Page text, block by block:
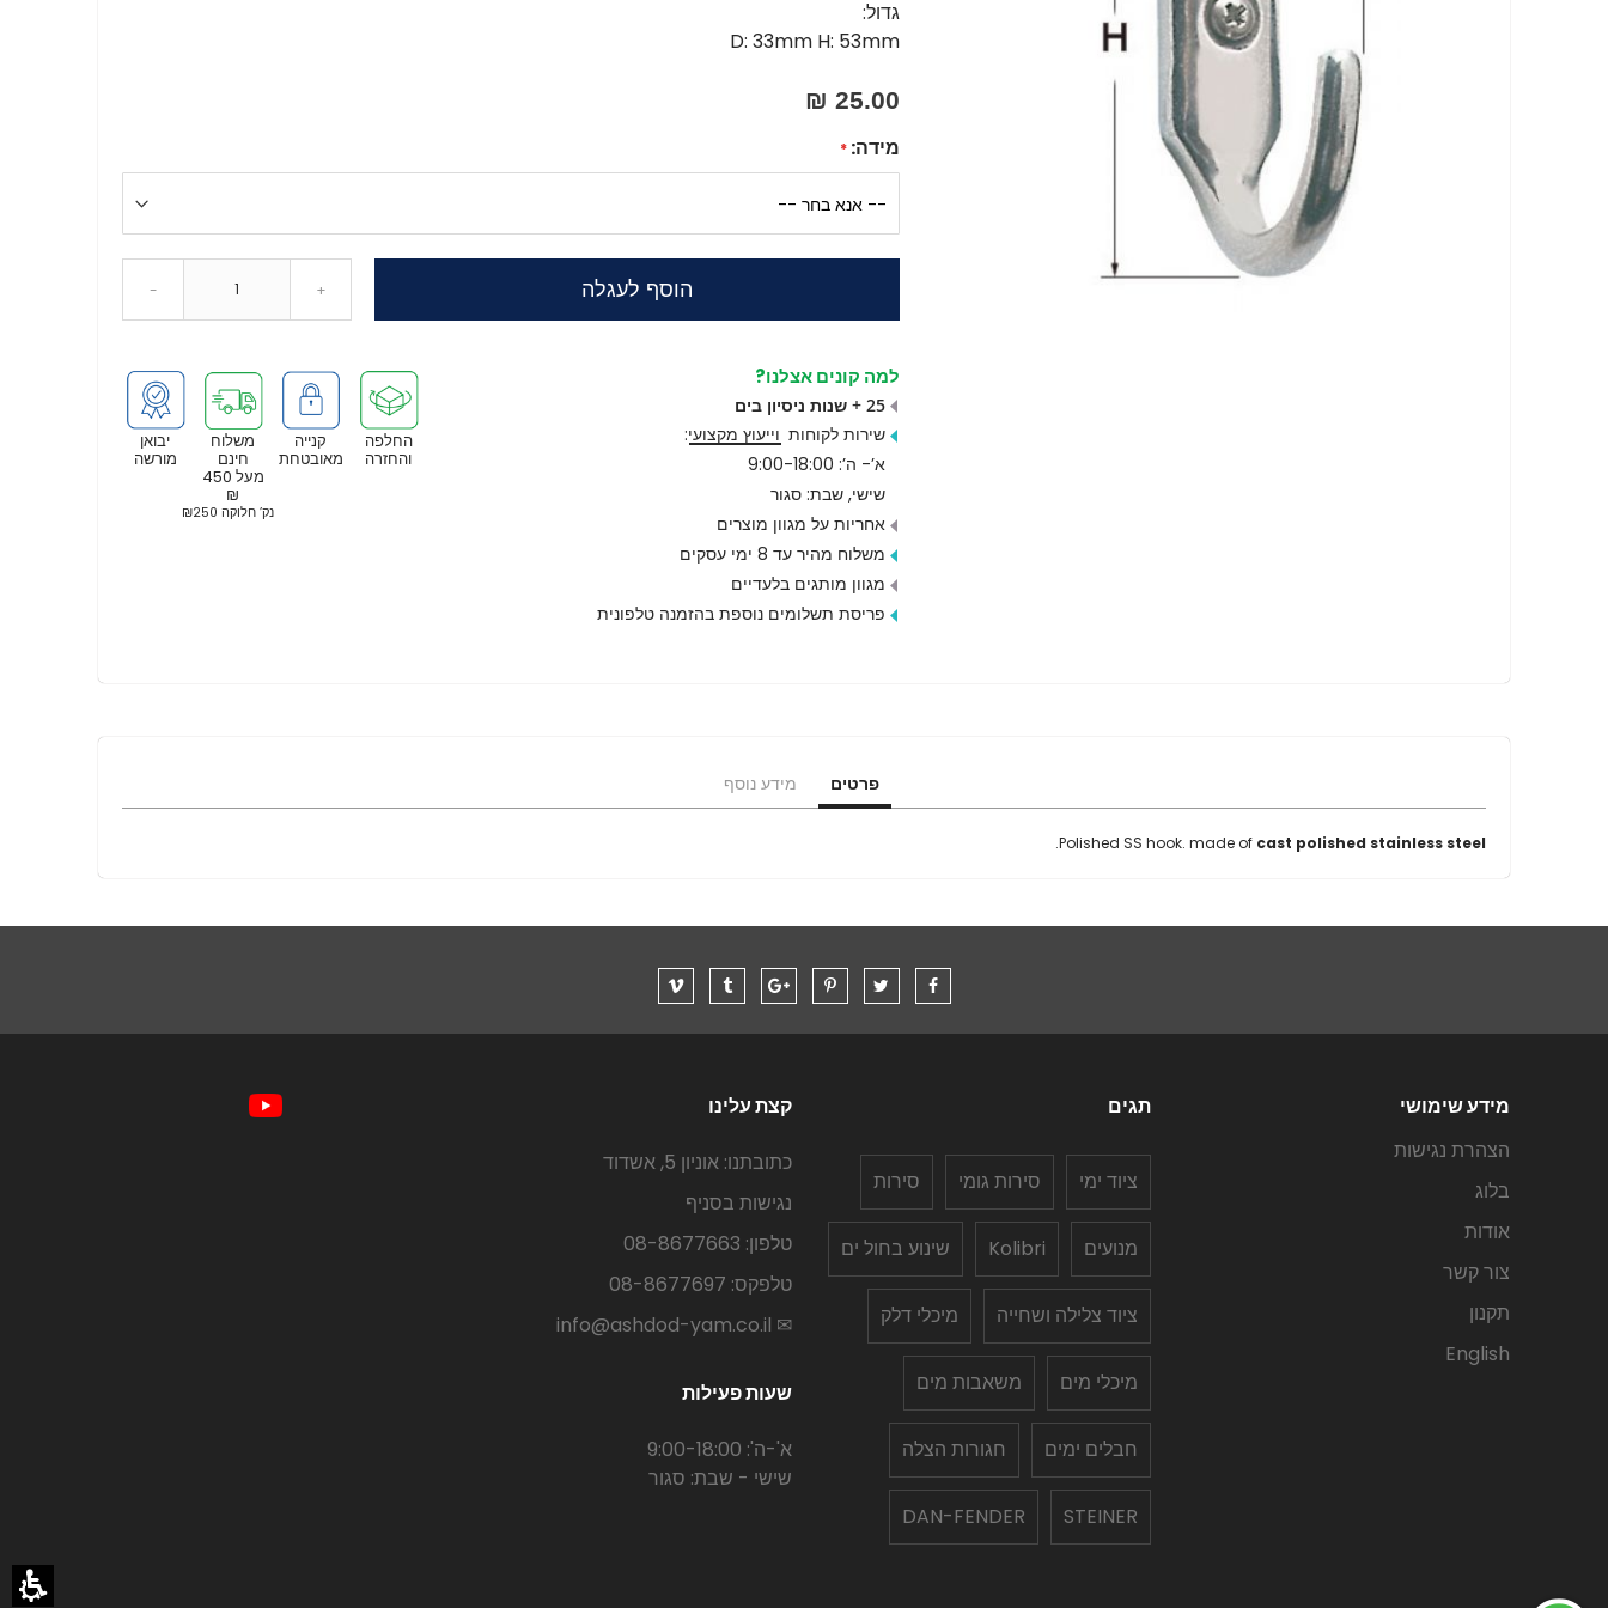
גדול:
D: 33mm H: 53mm
25.00 ₪
מידה:
- + הוסף לעגלה
יבואן
מורשה
משלוח
חינם
מעל 450
₪
נק’ חלוקה ₪250
קנייה
מאובטחת
החלפה
והחזרה
למה קונים אצלנו?
25 + שנות ניסיון בים
שירות לקוחות וייעוץ מקצועי:
א’- ה’: 9:00-18:00
שישי, שבת: סגור
אחריות על מגוון מוצרים
משלוח מהיר עד 8 ימי עסקים
מגוון מותגים בלעדיים
פריסת תשלומים נוספת בהזמנה טלפונית
פרטים
Polished SS hook. made of cast polished stainless steel
.
מידע נוסף
מידע שימושי
הצהרת נגישות
בלוג
אודות
צור קשר
תקנון
English
תגים
ציוד ימי סירות גומי סירות
מנועים Kolibri שינוע בחול ים
ציוד צלילה ושחייה מיכלי דלק
מיכלי מים משאבות מים
חבלים ימים חגורות הצלה
STEINER
DAN-FENDER
קצת עלינו
כתובתנו: אוניון 5, אשדוד
נגישות בסניף
טלפון: 08-8677663
טלפקס: 08-8677697
✉ info@ashdod-yam.co.il
שעות פעילות
א'-ה': 9:00-18:00
שישי - שבת: סגור